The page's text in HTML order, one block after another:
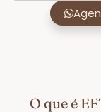
O que é